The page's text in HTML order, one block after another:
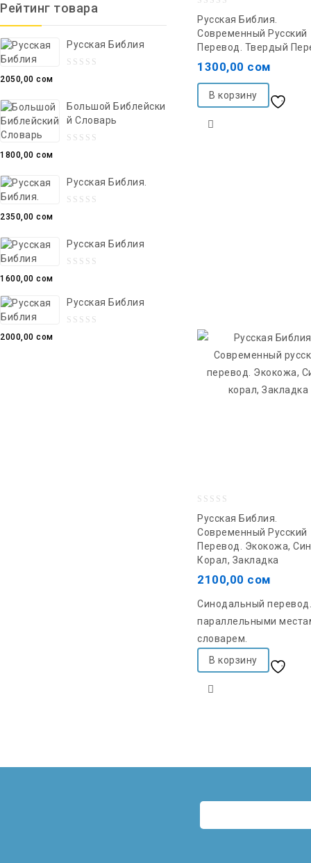
out
of
5
Русская Библия.
Современный Русский
Перевод. Твердый
1300,00 сом
В корзину
out
of
5
Русская Библия.
Современный Русский
Перевод. Экокожа,
Корал, Закладка
2100,00 сом
Синодальный
параллельными
словарем.
В корзину
Рейтинг товара
Русская Библия
of
5
2050,00 сом
Большой Библейски
Й Словарь
of
5
1800,00 сом
Русская Библия.
of
5
2350,00 сом
Русская Библия
of
1600,00 сом
Русская Библия
2000,00 сом